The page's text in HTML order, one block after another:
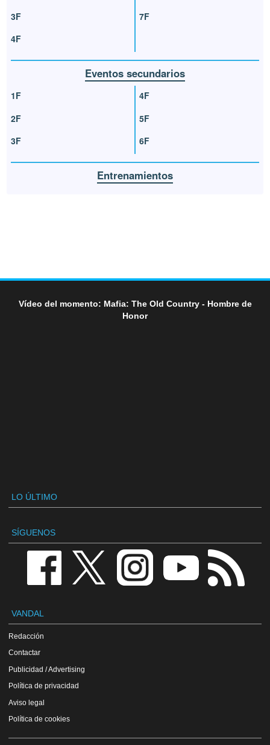
3F
4F
7F
Eventos secundarios
1F
2F
3F
4F
5F
6F
Entrenamientos
Vídeo del momento: Mafia: The Old Country - Hombre de
Honor
LO ÚLTIMO
SÍGUENOS
VANDAL
Redacción
Contactar
Publicidad / Advertising
Política de privacidad
Aviso legal
Política de cookies